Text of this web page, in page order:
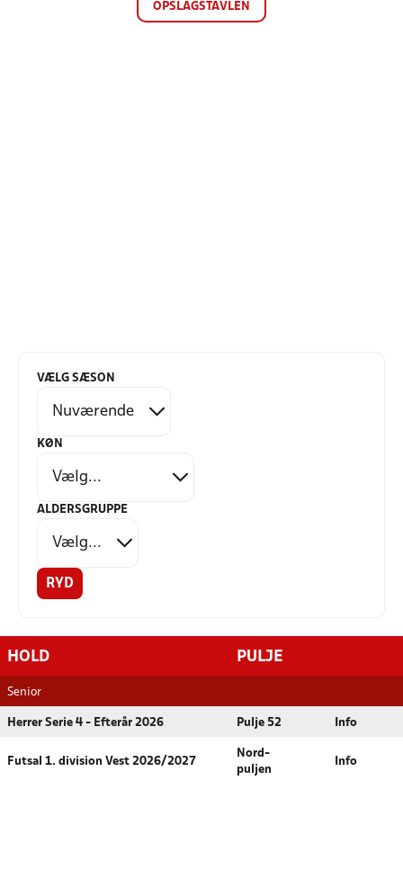
OPSLAGSTAVLEN
VÆLG SÆSON
KØN
ALDERSGRUPPE
RYD
HOLD PULJE
Senior
Herrer Serie 4 - Efterår 2026 Pulje 52 Info
Futsal 1. division Vest 2026/2027
Nord-
puljen
Info